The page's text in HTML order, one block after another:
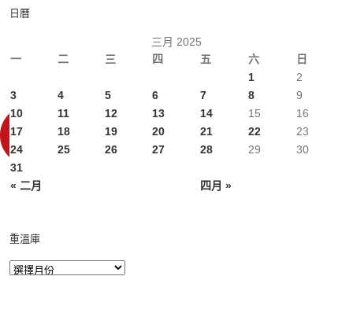
日曆
三月 2025
一
二 三 四 五 六 日
« 二月 四月 »
1
2
3
4 5 6 7 8
9
10
11 12 13 14 15
16
17
18 19 20 21 22
23
24
25 26 27 28 29
30
31
重溫庫